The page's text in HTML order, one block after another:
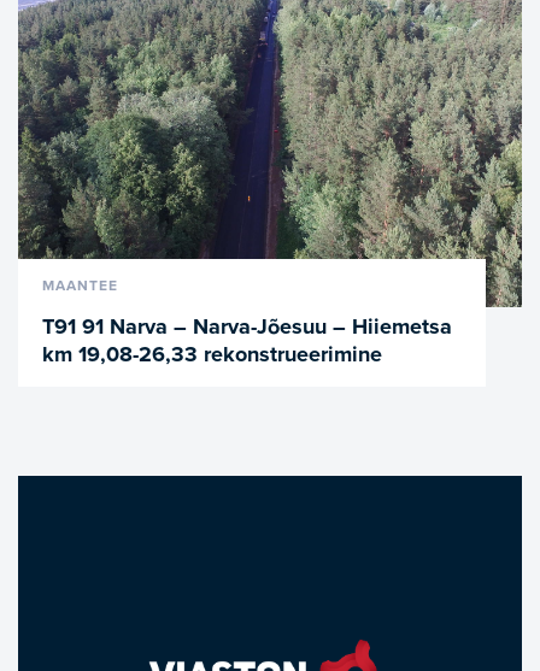
MAANTEE
T91 91 Narva – Narva-Jõesuu – Hiiemetsa
km 19,08-26,33 rekonstrueerimine